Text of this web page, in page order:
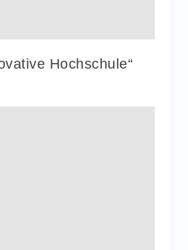
Hochschule“